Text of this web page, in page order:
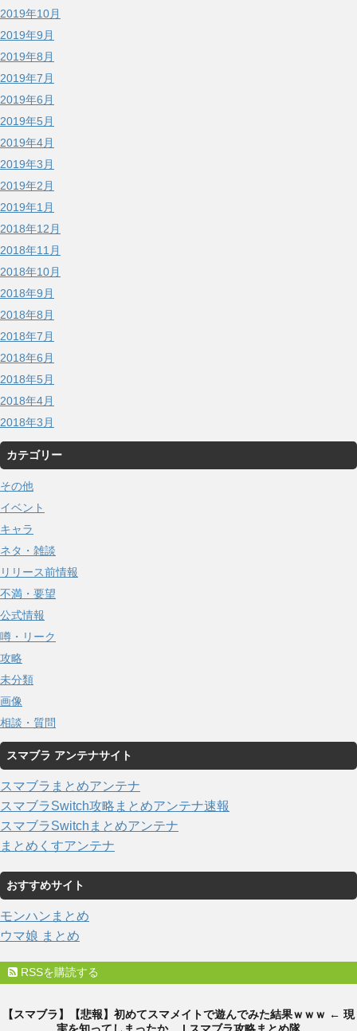
2019年10月
2019年9月
2019年8月
2019年7月
2019年6月
2019年5月
2019年4月
2019年3月
2019年2月
2019年1月
2018年12月
2018年11月
2018年10月
2018年9月
2018年8月
2018年7月
2018年6月
2018年5月
2018年4月
2018年3月
カテゴリー
その他
イベント
キャラ
ネタ・雑談
リリース前情報
不満・要望
公式情報
噂・リーク
攻略
未分類
画像
相談・質問
スマブラ アンテナサイト
スマブラまとめアンテナ
スマブラSwitch攻略まとめアンテナ速報
スマブラSwitchまとめアンテナ
まとめくすアンテナ
おすすめサイト
モンハンまとめ
ウマ娘 まとめ
RSSを購読する
【スマブラ】【悲報】初めてスマメイトで遊んでみた結果ｗｗｗ ← 現